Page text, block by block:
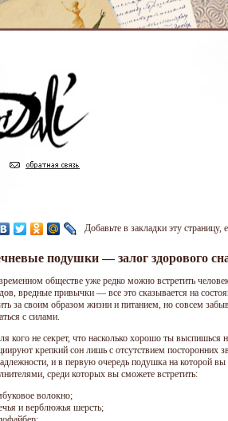
Добавьте в закладки эту
подушки — залог здорового
обществе уже редко можно встретить
вредные привычки — все это сказывается на
за своим образом жизни и питанием, но совсем
с силами.
кого не секрет, что насколько хорошо ты
крепкий сон лишь с отсутствием
и в первую очередь подушка на которой
среди которых вы сможете встретить:
волокно;
и верблюжья шерсть;